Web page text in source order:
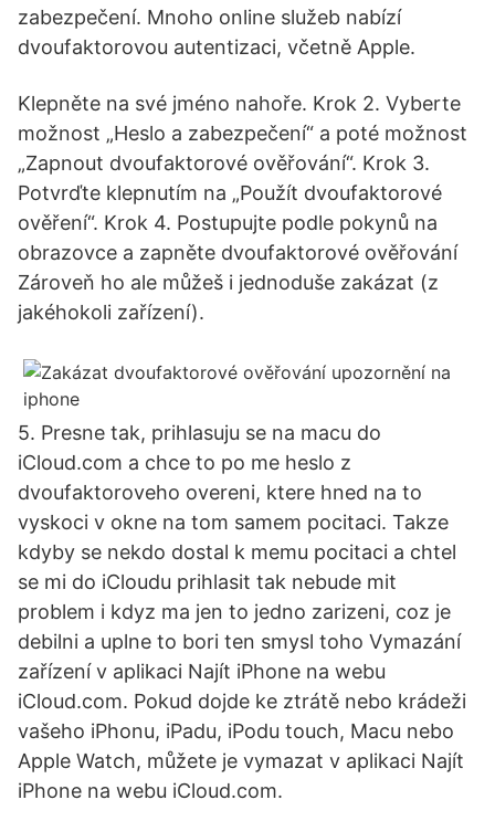
zabezpečení. Mnoho online služeb nabízí
dvoufaktorovou autentizaci, včetně Apple.
Klepněte na své jméno nahoře. Krok 2. Vyberte
možnost „Heslo a zabezpečení“ a poté možnost
„Zapnout dvoufaktorové ověřování“. Krok 3.
Potvrďte klepnutím na „Použít dvoufaktorové
ověření“. Krok 4. Postupujte podle pokynů na
obrazovce a zapněte dvoufaktorové ověřování
Zároveň ho ale můžeš i jednoduše zakázat (z
jakéhokoli zařízení).
5. Presne tak, prihlasuju se na macu do
iCloud.com a chce to po me heslo z
dvoufaktoroveho overeni, ktere hned na to
vyskoci v okne na tom samem pocitaci. Takze
kdyby se nekdo dostal k memu pocitaci a chtel
se mi do iCloudu prihlasit tak nebude mit
problem i kdyz ma jen to jedno zarizeni, coz je
debilni a uplne to bori ten smysl toho Vymazání
zařízení v aplikaci Najít iPhone na webu
iCloud.com. Pokud dojde ke ztrátě nebo krádeži
vašeho iPhonu, iPadu, iPodu touch, Macu nebo
Apple Watch, můžete je vymazat v aplikaci Najít
iPhone na webu iCloud.com.